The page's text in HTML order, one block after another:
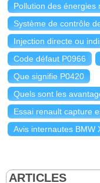
Pollution des énergies
Système de contrôle
Injection directe ou
Code défaut P0966
Que signifie P0420
Quels sont les
Essai renault capture
Avis internautes BMW